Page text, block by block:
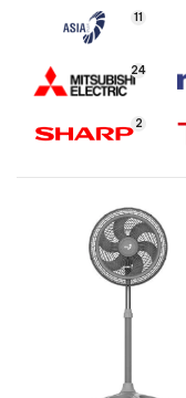
11
24
2